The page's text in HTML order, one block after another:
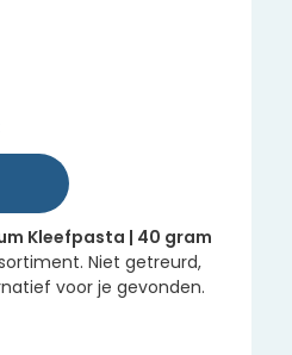
Kleefpasta | 40 gram
Niet getreurd,
voor je gevonden.